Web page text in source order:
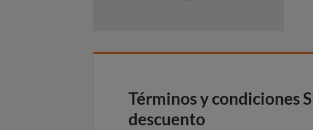
Términos y condiciones
descuento